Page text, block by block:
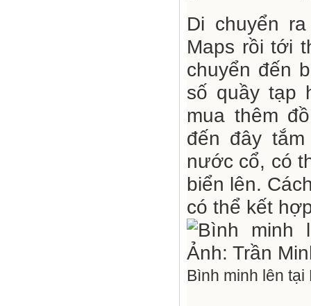
Di chuyển
Maps rồi tới
chuyển đến
số quầy tạp
mua thêm
đến đây
nước cổ, có
biển lên.
có thể kết
Bình minh lên